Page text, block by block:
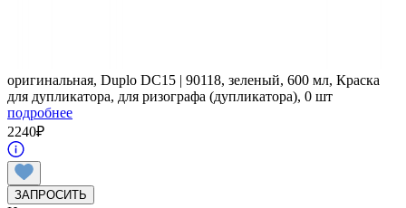
оригинальная, Duplo DC15 | 90118, зеленый, 600 мл, Краска
для дупликатора, для ризографа (дупликатора), 0 шт
подробнее
2240₽
ЗАПРОСИТЬ